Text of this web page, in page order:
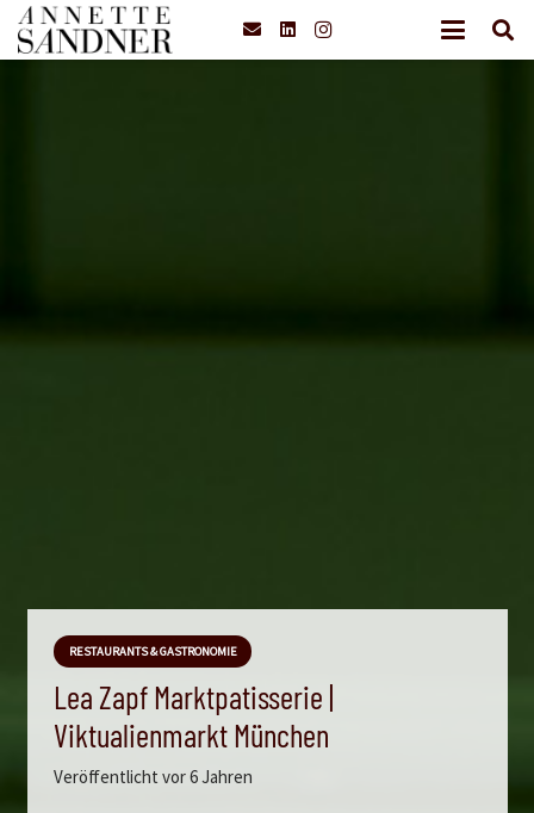
RESTAURANTS & GASTRONOMIE
Lea Zapf Marktpatisserie |
Viktualienmarkt München
Veröffentlicht vor 6 Jahren